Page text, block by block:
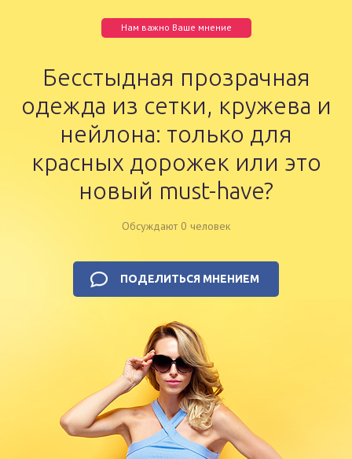
Нам важно Ваше мнение
Бесстыдная прозрачная
одежда из сетки, кружева и
нейлона: только для
красных дорожек или это
новый must-have?
Обсуждают 0 человек
ПОДЕЛИТЬСЯ МНЕНИЕМ